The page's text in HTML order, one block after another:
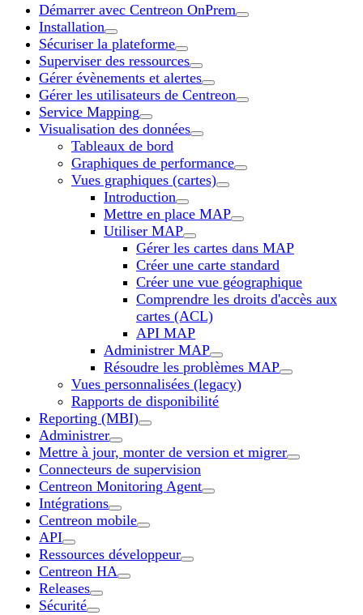
Démarrer avec Centreon OnPrem
Installation
Sécuriser la plateforme
Superviser des ressources
Gérer évènements et alertes
Gérer les utilisateurs de Centreon
Service Mapping
Visualisation des données
Tableaux de bord
Graphiques de performance
Vues graphiques (cartes)
Introduction
Mettre en place MAP
Utiliser MAP
Gérer les cartes dans MAP
Créer une carte standard
Créer une vue géographique
Comprendre les droits d'accès aux
cartes (ACL)
API MAP
Administrer MAP
Résoudre les problèmes MAP
Vues personnalisées (legacy)
Rapports de disponibilité
Reporting (MBI)
Administrer
Mettre à jour, monter de version et migrer
Connecteurs de supervision
Centreon Monitoring Agent
Intégrations
Centreon mobile
API
Ressources développeur
Centreon HA
Releases
Sécurité